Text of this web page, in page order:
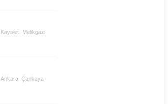
Kayseri Melikgazi
Ankara Çankaya